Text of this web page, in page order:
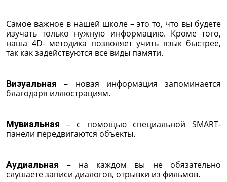
Самое важное в нашей школе – это то, что вы будете
изучать только нужную информацию. Кроме того,
наша 4D- методика позволяет учить язык быстрее,
так как задействуются все виды памяти.
Визуальная – новая информация запоминается
благодаря иллюстрациям.
Мувиальная – с помощью специальной SMART-
панели передвигаются объекты.
Аудиальная – на каждом вы не обязательно
слушаете записи диалогов, отрывки из фильмов.